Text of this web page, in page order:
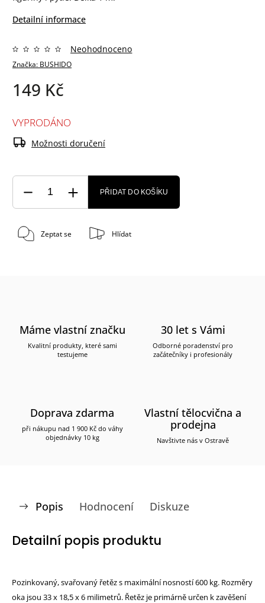
Detailní informace
Značka: BUSHIDO
Neohodnoceno
149 Kč
VYPRODÁNO
Možnosti doručení
PŘIDAT DO KOŠÍKU
Zeptat se Hlídat
Máme vlastní značku
Kvalitní produkty, které sami
testujeme
30 let s Vámi
Odborné poradenství pro
začátečníky i profesionály
Doprava zdarma
při nákupu nad 1 900 Kč do váhy
objednávky 10 kg
Vlastní tělocvična a
prodejna
Navštivte nás v Ostravě
Popis Hodnocení Diskuze
Detailní popis produktu
Pozinkovaný, svařovaný řetěz s maximální nosností 600 kg. Rozměry
oka jsou 33 x 18,5 x 6 milimetrů. Řetěz je primárně určen k zavěšení